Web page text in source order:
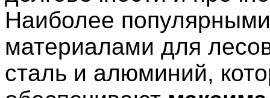
Наиболее популярными
материалами для
сталь и алюминий,